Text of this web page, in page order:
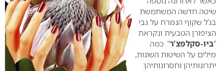
שיטה חדשה המשתמשת
בג’ל שקוף הנמרח על גבי
הציפורן הטבעית ונקראת
“ביו-סקלפצ’ר“. כמה
מילים על השיטות השונות,
יתרונותיהן וחסרונותיהן: